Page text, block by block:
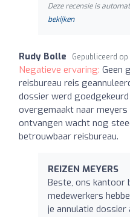
Deze recensie is
bekijken
Rudy Bolle Gepubliceerd op
Negatieve ervaring: Geen
reisbureau reis
dossier werd
overgemaakt naar
ontvangen wacht nog
betrouwbaar reisbureau.
REIZEN MEYERS
Beste, ons kantoor
medewerkers
je annulatie dossier